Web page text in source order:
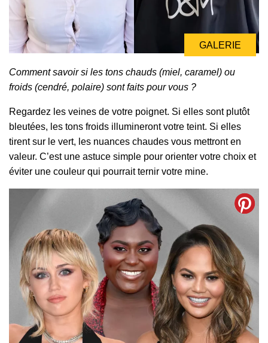
GALERIE
Comment savoir si les tons chauds (miel, caramel) ou
froids (cendré, polaire) sont faits pour vous ?
Regardez les veines de votre poignet. Si elles sont plutôt
bleutées, les tons froids illumineront votre teint. Si elles
tirent sur le vert, les nuances chaudes vous mettront en
valeur. C’est une astuce simple pour orienter votre choix et
éviter une couleur qui pourrait ternir votre mine.